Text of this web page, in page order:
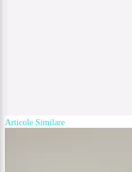
Articole Similare